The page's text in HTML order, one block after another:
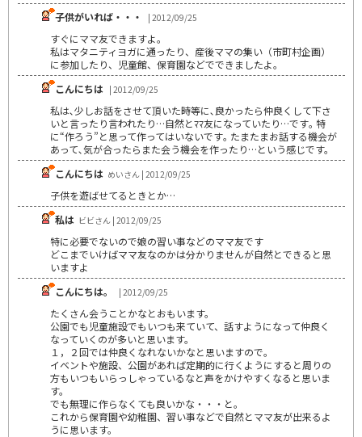
子供がいれば・・・
| 2012/09/25
すぐにママ友できますよ。
私はマタニティヨガに通ったり、産後ママの集い（市町村企画）
に参加したり、児童館、保育園などでできましたよ。
こんにちは | 2012/09/25
私は､少しお話をさせて頂いた時等に､良かったら仲良くして下さ
いと言ったり言われたり…自然とﾏﾏ友になっていたり…です｡ 特
に“作ろう”と思って作ってはいないです｡ たまたまお話する機会が
あって､気が合ったらまた会う機会を作ったり…という感じです。
こんにちは めいさん | 2012/09/25
子供を遊ばせてるときとか…
私は ビビさん | 2012/09/25
特に必要でないので娘の習い事などのママ友です
どこまでいけばママ友なのかは分かりませんが自然とできると思
いますよ
こんにちは。
| 2012/09/25
たくさん会うことかなとおもいます。
公園でも児童施設でもいつも来ていて、話すようになって仲良く
なっていくのが多いと思います。
１，２回では仲良くなれないかなと思いますので。
イベントや施設、公園があれば定期的に行くようにすると周りの
方もいつもいらっしゃっているなと声をかけやすくなると思いま
す。
でも無理に作らなくても良いかな・・・と。
これから保育園や幼稚園、習い事などで自然とママ友が出来るよ
うに思います。